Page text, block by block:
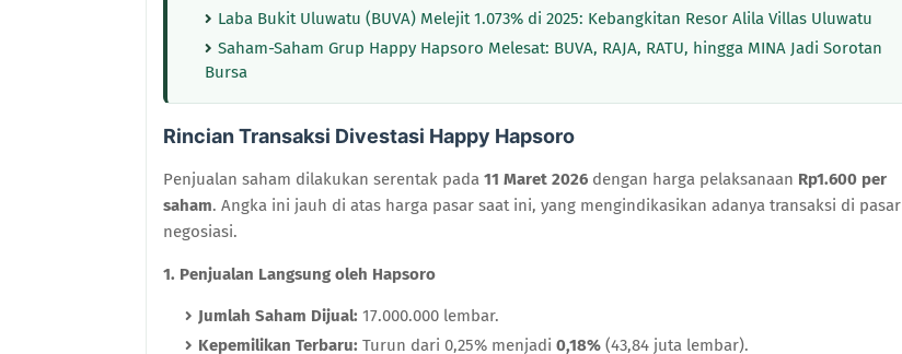
Laba Bukit Uluwatu (BUVA) Melejit 1.073% di 2025: Kebangkitan Resor Alila Villas Uluwatu
Saham-Saham Grup Happy Hapsoro Melesat: BUVA, RAJA, RATU, hingga MINA Jadi Sorotan
Bursa
Rincian Transaksi Divestasi Happy Hapsoro
Penjualan saham dilakukan serentak pada 11 Maret 2026 dengan harga pelaksanaan Rp1.600 per
saham. Angka ini jauh di atas harga pasar saat ini, yang mengindikasikan adanya transaksi di pasar
negosiasi.
1. Penjualan Langsung oleh Hapsoro
Jumlah Saham Dijual: 17.000.000 lembar.
Kepemilikan Terbaru: Turun dari 0,25% menjadi 0,18% (43,84 juta lembar).